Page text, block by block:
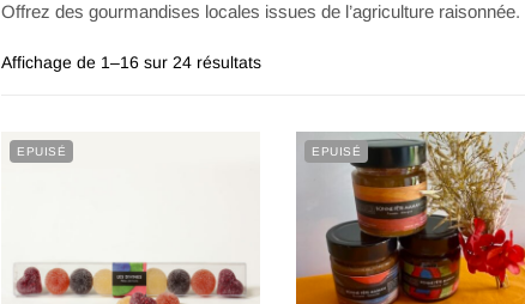
Offrez des gourmandises locales issues de l’agriculture raisonnée.
Affichage de 1–16 sur 24 résultats
EPUISÉ EPUISÉ